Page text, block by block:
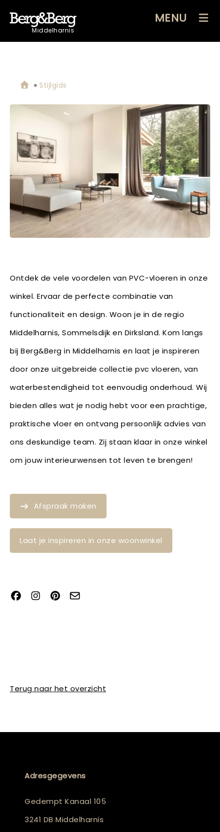
Middelharnis
MENU
» Stijlgids
Ontdek de vele voordelen van PVC-vloeren in onze
winkel. Ervaar de perfecte combinatie van
functionaliteit en design. Woon je in de regio
Middelharnis, Sommelsdijk en Dirksland. Kom langs
bij Berg&Berg in Middelharnis en laat je inspireren
door onze uitgebreide collectie pvc vloeren, van
waterbestendigheid tot eenvoudig onderhoud. Wij
bieden alles wat je nodig hebt voor een prachtige,
praktische vloer en ontvang persoonlijk advies van
ons deskundige team. Zij staan klaar in onze winkel
om jouw interieurwensen tot leven te brengen!
Afspraak maken
Laat je inspireren in onze woonwinkel
Terug naar het overzicht
Adresgegevens
Gedempt Kanaal 105
3241 DB Middelharnis